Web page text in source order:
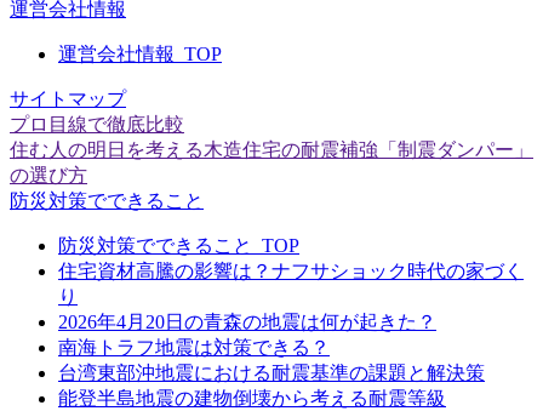
運営会社情報
運営会社情報_TOP
サイトマップ
プロ目線で徹底比較
住む人の明日を考える木造住宅の耐震補強「制震ダンパー」
の選び方
防災対策でできること
防災対策でできること_TOP
住宅資材高騰の影響は？ナフサショック時代の家づく
り
2026年4月20日の青森の地震は何が起きた？
南海トラフ地震は対策できる？
台湾東部沖地震における耐震基準の課題と解決策
能登半島地震の建物倒壊から考える耐震等級